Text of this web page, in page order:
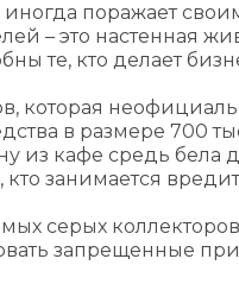
иногда поражает
– это настенная
те, кто делает
которая
в размере 700
из кафе средь бела
занимается
серых коллекторов
запрещенные